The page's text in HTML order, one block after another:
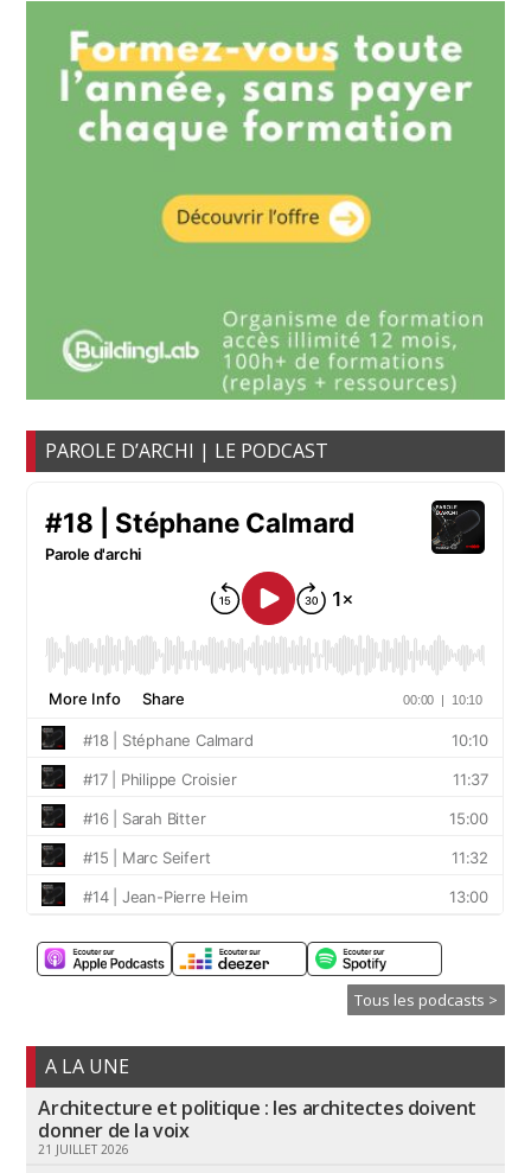
PAROLE D’ARCHI | LE PODCAST
Tous les podcasts >
A LA UNE
Architecture et politique : les architectes doivent
donner de la voix
21 JUILLET 2026